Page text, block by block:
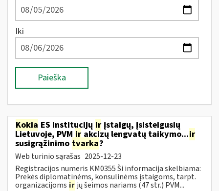
Iki
Paieška
Kokia ES institucijų ir įstaigų, įsisteigusių
Lietuvoje, PVM ir akcizų lengvatų taikymo...ir
susigrąžinimo tvarka?
Web turinio sąrašas 2025-12-23
Registracijos numeris KM0355 Ši informacija skelbiama:
Prekės diplomatinėms, konsulinėms įstaigoms, tarpt.
organizacijoms ir jų šeimos nariams (47 str.) PVM...